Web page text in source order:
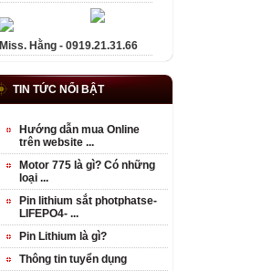
Miss. Hằng - 0919.21.31.66
TIN TỨC NỔI BẬT
Hướng dẫn mua Online
trên website ...
Motor 775 là gì? Có những
loại ...
Pin lithium sắt photphatse-
LIFEPO4- ...
Pin Lithium là gì?
Thông tin tuyển dụng